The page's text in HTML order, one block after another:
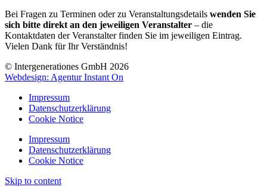
Bei Fragen zu Terminen oder zu Veranstaltungsdetails wenden Sie
sich bitte direkt an den jeweiligen Veranstalter – die
Kontaktdaten der Veranstalter finden Sie im jeweiligen Eintrag.
Vielen Dank für Ihr Verständnis!
© Intergenerationes GmbH 2026
Webdesign: Agentur Instant On
Impressum
Datenschutzerklärung
Cookie Notice
Impressum
Datenschutzerklärung
Cookie Notice
Skip to content